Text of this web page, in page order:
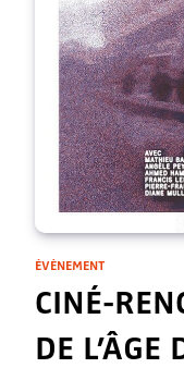
ÉVÈNEMENT
CINÉ-
DE L’ÂGE